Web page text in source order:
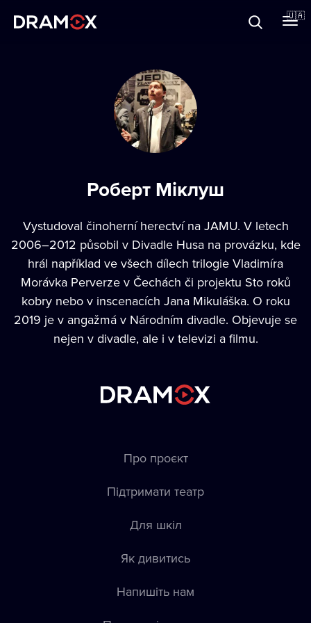
🇺🇦
Зареєструватися
Роберт Міклуш
Vystudoval činoherní herectví na JAMU. V letech
2006–2012 působil v Divadle Husa na provázku, kde
hrál například ve všech dílech trilogie Vladimíra
Morávka Perverze v Čechách či projektu Sto roků
kobry nebo v inscenacích Jana Mikuláška. O roku
2019 je v angažmá v Národním divadle. Objevuje se
nejen v divadle, ale i v televizi a filmu.
Про проєкт
Підтримати театр
Для шкіл
Як дивитись
Напишіть нам